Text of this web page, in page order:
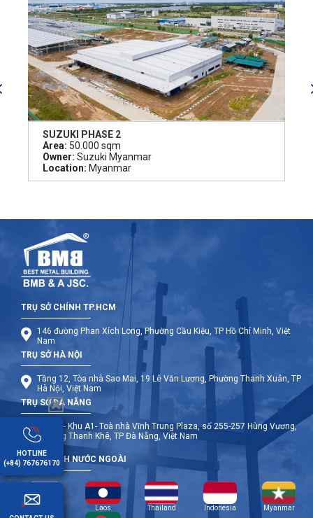
SUZUKI PHASE 2
Area: 50.000 sqm
Owner: Suzuki Myanmar
Location: Myanmar
TRỤ SỞ CHÍNH TP.HCM
146 đường Phan Xích Long, Phường Cầu Kiệu, TP Hồ Chí Minh, Việt
Nam
TRỤ SỞ HÀ NỘI
Tầng 12, Tòa nhà Sao Mai, 19 Lê Văn Lương, Phường Thanh Xuân, TP
Hà Nội, Việt Nam
TRỤ SỞ ĐÀ NẴNG
Tầng 9- Khu A1- Toà nhà Vĩnh Trung Plaza, số 255-257 Hùng Vương,
Phường Thanh Khê, TP Đà Nẵng, Việt Nam
CHI NHÁNH NƯỚC NGOÀI
Laos Thailand Indonesia Myanmar
HOTLINE
(+84) 767676170